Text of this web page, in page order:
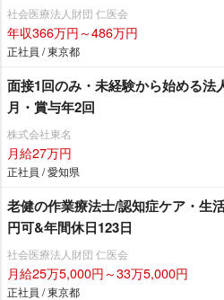
社会医療法人財団 仁医会
年収366万円～486万円
正社員 / 東京都
面接1回のみ・未経験から始める法
月・賞与年2回
株式会社東名
月給27万円
正社員 / 愛知県
老健の作業療法士/認知症ケア・生
円可&年間休日123日
社会医療法人財団 仁医会
月給25万5,000円～33万5,000円
正社員 / 東京都